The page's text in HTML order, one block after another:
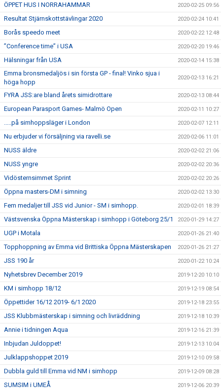
ÖPPET HUS I NORRAHAMMAR 2020-02-25 09:56
Resultat Stjärnskottstävlingar 2020 2020-02-24 10:41
Borås speedo meet 2020-02-22 12:48
”Conference time” i USA 2020-02-20 19:46
Hälsningar från USA 2020-02-14 15:38
Emma bronsmedaljös i sin första GP - final! Vinko sjua i
höga hopp
2020-02-13 16:21
FYRA JSS:are bland årets simidrottare 2020-02-13 08:44
European Parasport Games- Malmö Open 2020-02-11 10:27
.....på simhoppsläger i London 2020-02-07 12:11
Nu erbjuder vi försäljning via ravelli.se 2020-02-06 11:01
NUSS äldre 2020-02-02 21:06
NUSS yngre 2020-02-02 20:36
Vidösternsimmet Sprint 2020-02-02 20:26
Öppna masters-DM i simning 2020-02-02 13:30
Fem medaljer till JSS vid Junior - SM i simhopp. 2020-02-01 18:39
Västsvenska Öppna Mästerskap i simhopp i Göteborg 25/1 2020-01-29 14:27
UGP i Motala 2020-01-26 21:40
Topphoppning av Emma vid Brittiska Öppna Mästerskapen 2020-01-26 21:27
JSS 190 år 2020-01-22 10:24
Nyhetsbrev December 2019 2019-12-20 10:10
KM i simhopp 18/12 2019-12-19 08:54
Öppettider 16/12 2019- 6/1 2020 2019-12-18 23:55
JSS Klubbmästerskap i simning och livräddning 2019-12-18 10:39
Annie i tidningen Aqua 2019-12-16 21:39
Inbjudan Juldoppet! 2019-12-13 10:04
Julklappshoppet 2019 2019-12-10 09:58
Dubbla guld till Emma vid NM i simhopp 2019-12-09 08:28
SUMSIM i UMEÅ 2019-12-06 20:39